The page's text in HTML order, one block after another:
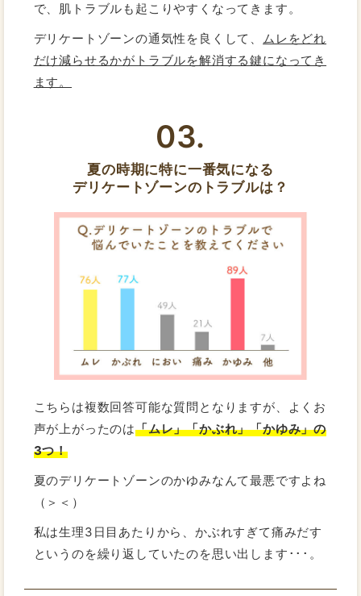
で、肌トラブルも起こりやすくなってきます。
デリケートゾーンの通気性を良くして、 ムレをどれ
だけ減らせるかがトラブルを解消する鍵になってき
ます。
03.
夏の時期に特に一番気になる
デリケートゾーンのトラブルは？
こちらは複数回答可能な質問となりますが、よくお
声が上がったのは「ムレ」「かぶれ」「かゆみ」の
3つ！
夏のデリケートゾーンのかゆみなんて最悪ですよね
（＞＜）
私は生理3日目あたりから、かぶれすぎて痛みだす
というのを繰り返していたのを思い出します･･･。